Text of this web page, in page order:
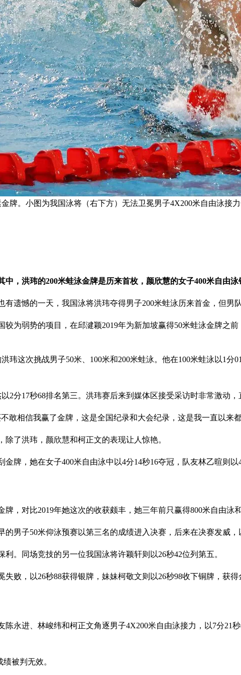
牌。小图为我国泳将（右下方）无法卫冕男子4X200米自由泳接
，洪玮的200米蛙泳金牌是历来首枚，颜欣慧的女子400米自由泳
遗憾的一天，我国泳将洪玮夺得男子200米蛙泳历来首金，但男
为弱势的项目，在邱湕颖2019年为新加坡赢得50米蛙泳金牌之
玮这次挑战男子50米、100米和200米蛙泳。他在100米蛙泳以1分
2分17秒68排名第三。洪玮赛后来到媒体区接受采访时非常激动
敢相信我赢了金牌，这是全国纪录和大会纪录，这是我一直以来
了洪玮，颜欣慧和柯正文的表现让人惊艳。
牌，她在女子400米自由泳中以4分14秒16夺冠，队友林乙暄则
，对比2019年她这次的收获颇丰，她三年前只赢得800米自由泳
男子50米仰泳预赛以第三名的成绩进入决赛，后来在决赛发威
。同场竞技的另一位我国泳将许颖轩则以26秒42位列第五。
败，以26秒88获得银牌，妹妹柯敬文则以26秒98收下铜牌，获得
永进、林峻纬和柯正文角逐男子4X200米自由泳接力，以7分21
被判无效。